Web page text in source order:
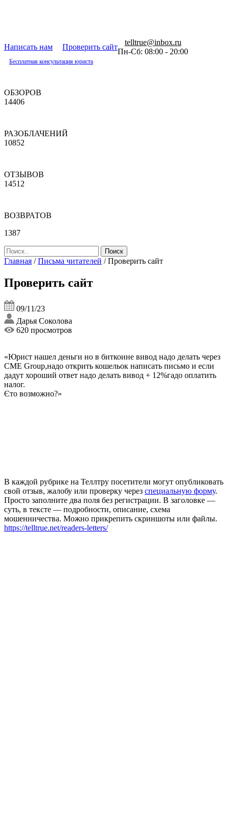
Написать нам Проверить сайт
telltrue@inbox.ru
Пн-Сб: 08:00 - 20:00
Бесплатная консультация юриста
ОБЗОРОВ
14406
РАЗОБЛАЧЕНИЙ
10852
ОТЗЫВОВ
14512
ВОЗВРАТОВ
1387
Главная /Письма читателей /Проверить сайт
Проверить сайт
09/11/23
Дарья Соколова
620 просмотров
«Юрист нашел деньги но в биткоине вивод надо делать через
СМЕ Group,надо открить кошельок написать письмо и если
дадут хороший ответ надо делать вивод + 12%гадо оплатить
налог.
Єто возможно?»
В каждой рубрике на Теллтру посетители могут опубликовать
свой отзыв, жалобу или проверку через специальную форму.
Просто заполните два поля без регистрации. В заголовке —
суть, в тексте — подробности, описание, схема
мошенничества. Можно прикрепить скриншоты или файлы.
https://telltrue.net/readers-letters/